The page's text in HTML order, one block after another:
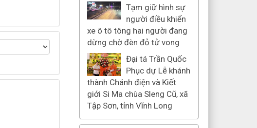
Tạm giữ hình sự
người điều khiển
xe ô tô tông hai người đang
dừng chờ đèn đỏ tử vong
Đại tá Trần Quốc
Phục dự Lễ khánh
thành Chánh điện và Kiết
giới Si Ma chùa Sleng Cũ, xã
Tập Sơn, tỉnh Vĩnh Long